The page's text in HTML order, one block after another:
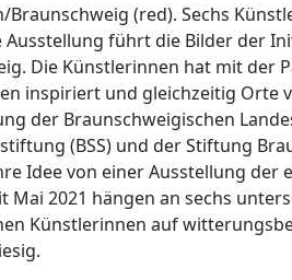
Braunschweig (red). Sechs
Ausstellung führt die Bilder der
Die Künstlerinnen hat mit der
inspiriert und gleichzeitig Orte
der Braunschweigischen
(BSS) und der Stiftung
Idee von einer Ausstellung der
Mai 2021 hängen an sechs
Künstlerinnen auf